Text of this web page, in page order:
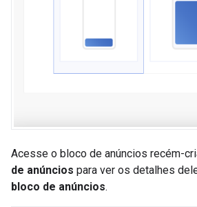
Acesse o bloco de anúncios recém-
de anúncios para ver os detalhes
bloco de anúncios.